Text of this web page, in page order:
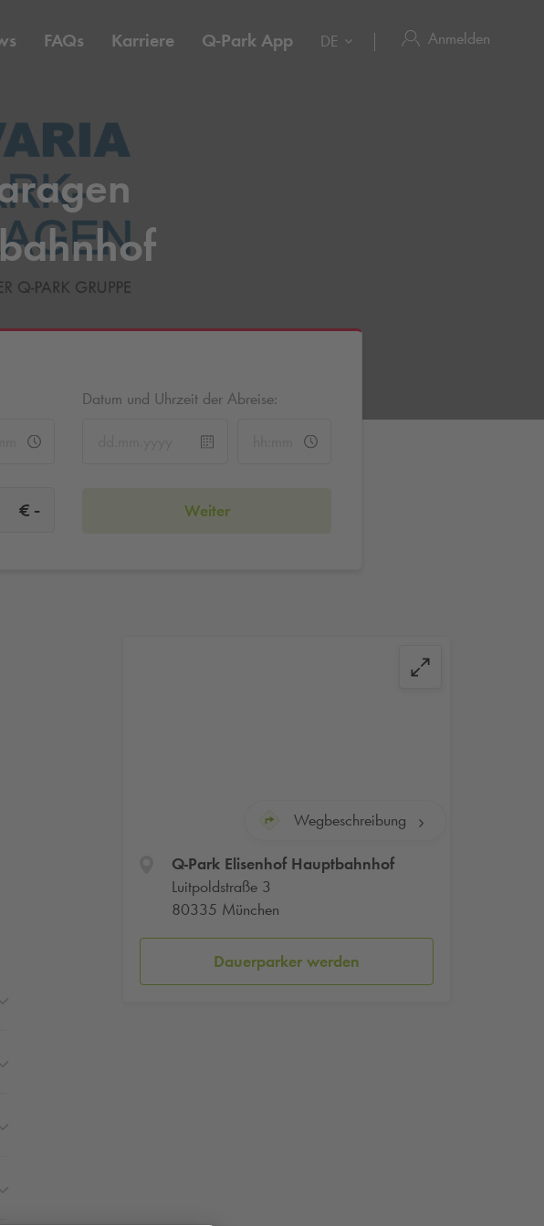
FAQs Karriere Q-Park App DE Anmelden
Datum und Uhrzeit der Abreise:
€ - Weiter
Wegbeschreibung
Q-ParkElisenhof Hauptbahnhof
Luitpoldstraße 3
80335 München
Dauerparker werden